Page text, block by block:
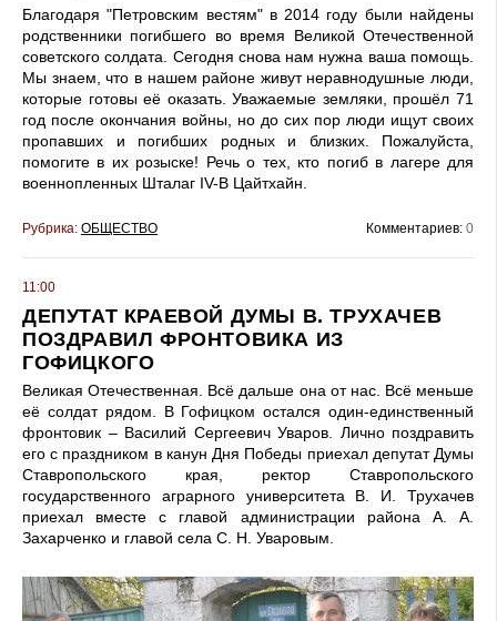
Благодаря "Петровским вестям" в 2014 году были найдены
родственники погибшего во время Великой Отечественной
советского солдата. Сегодня снова нам нужна ваша помощь.
Мы знаем, что в нашем районе живут неравнодушные люди,
которые готовы её оказать. Уважаемые земляки, прошёл 71
год после окончания войны, но до сих пор люди ищут своих
пропавших и погибших родных и близких. Пожалуйста,
помогите в их розыске! Речь о тех, кто погиб в лагере для
военнопленных Шталаг IV-B Цайтхайн.
Рубрика: ОБЩЕСТВО Комментариев: 0
11:00
ДЕПУТАТ КРАЕВОЙ ДУМЫ В. ТРУХАЧЕВ
ПОЗДРАВИЛ ФРОНТОВИКА ИЗ
ГОФИЦКОГО
Великая Отечественная. Всё дальше она от нас. Всё меньше
её солдат рядом. В Гофицком остался один-единственный
фронтовик – Василий Сергеевич Уваров. Лично поздравить
его с праздником в канун Дня Победы приехал депутат Думы
Ставропольского края, ректор Ставропольского
государственного аграрного университета В. И. Трухачев
приехал вместе с главой администрации района А. А.
Захарченко и главой села С. Н. Уваровым.